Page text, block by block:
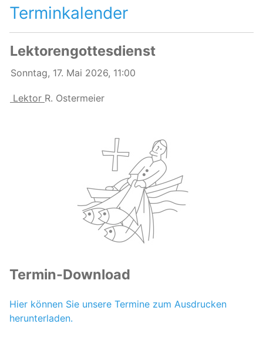
Termin-Download
Hier können Sie unsere Termine zum Ausdrucken
herunterladen.
Terminkalender
Lektorengottesdienst
Sonntag, 17. Mai 2026, 11:00
Lektor R. Ostermeier